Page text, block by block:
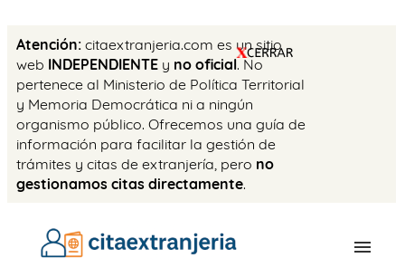
Atención: citaextranjeria.com es un sitio
web INDEPENDIENTE y no oficial. No
pertenece al Ministerio de Política Territorial
y Memoria Democrática ni a ningún
organismo público. Ofrecemos una guía de
información para facilitar la gestión de
trámites y citas de extranjería, pero no
gestionamos citas directamente.